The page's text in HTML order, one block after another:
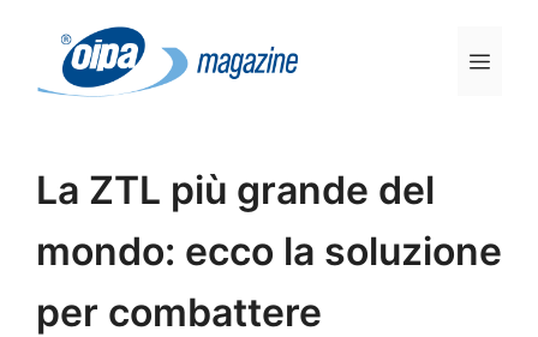
contenuto
La ZTL più grande del
mondo: ecco la soluzione
per combattere